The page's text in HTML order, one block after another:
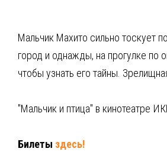
Мальчик Махито сильно тоскует
город и однажды, на прогулке по
чтобы узнать его тайны.
"Мальчик и птица" в кинотеатре
Билеты здесь!